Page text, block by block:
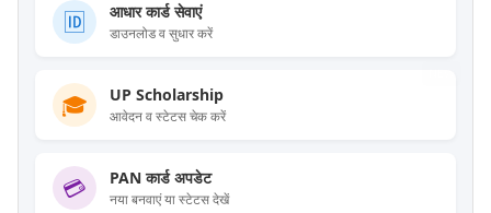
🆔 आधार कार्ड सेवाएं
डाउनलोड व सुधार करें
🎓 UP Scholarship
आवेदन व स्टेटस चेक करें
💳 PAN कार्ड अपडेट
नया बनवाएं या स्टेटस देखें